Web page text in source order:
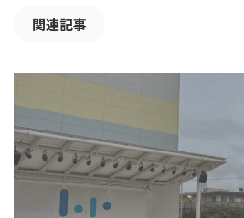
関連記事